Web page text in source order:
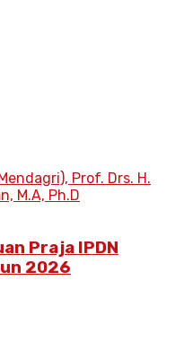
Praja IPDN
2026